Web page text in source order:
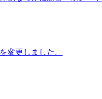
変更しました。